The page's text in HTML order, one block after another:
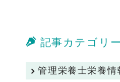
記事カテゴリー
管理栄養士栄養情